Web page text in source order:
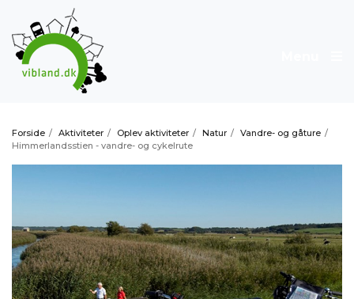
Forside / Aktiviteter / Oplev aktiviteter / Natur / Vandre- og gåture /
Himmerlandsstien - vandre- og cykelrute